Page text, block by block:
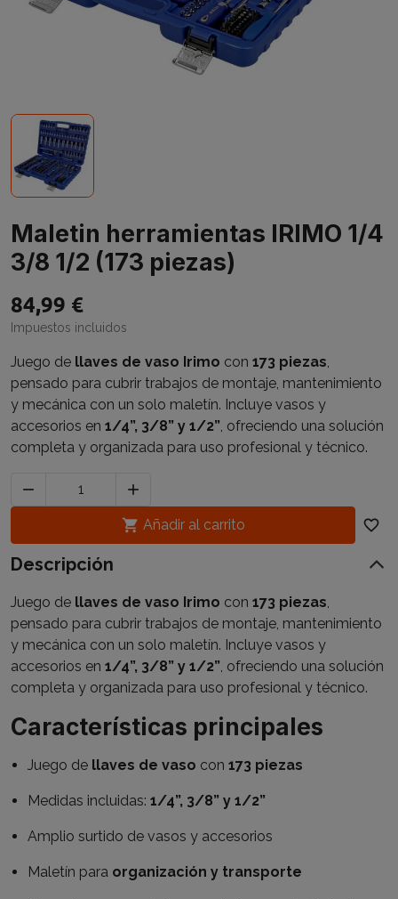
Maletin herramientas IRIMO 1/4
3/8 1/2 (173 piezas)
84,99 €
Impuestos incluidos
Juego de llaves de vaso Irimo con 173 piezas,
pensado para cubrir trabajos de montaje, mantenimiento
y mecánica con un solo maletín. Incluye vasos y
accesorios en 1/4”, 3/8” y 1/2”, ofreciendo una solución
completa y organizada para uso profesional y técnico.


 Añadir al carrito favorite_border
Descripción
Juego de llaves de vaso Irimo con 173 piezas,
pensado para cubrir trabajos de montaje, mantenimiento
y mecánica con un solo maletín. Incluye vasos y
accesorios en 1/4”, 3/8” y 1/2”, ofreciendo una solución
completa y organizada para uso profesional y técnico.
Características principales
Juego de llaves de vaso con173 piezas
Medidas incluidas:1/4”, 3/8” y 1/2”
Amplio surtido de vasos y accesorios
Maletín para organización y transporte